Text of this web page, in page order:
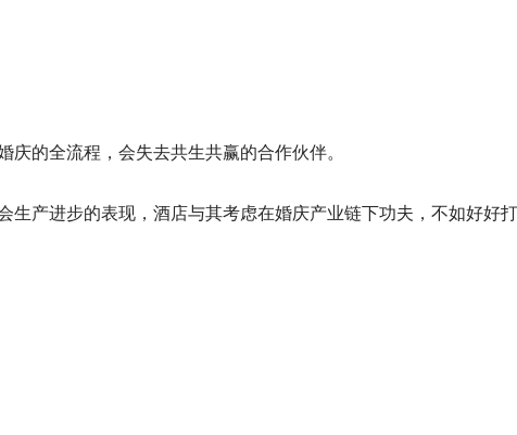
的全流程，会失去共生共赢的合作伙伴。
生产进步的表现，酒店与其考虑在婚庆产业链下功夫，不如好好